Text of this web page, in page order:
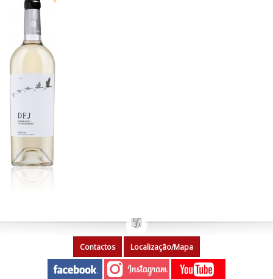
Contactos Localização/Mapa